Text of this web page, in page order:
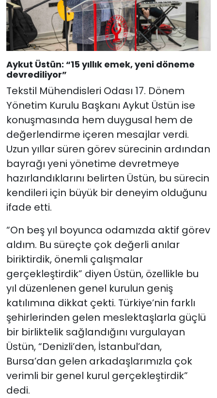
Aykut Üstün: “15 yıllık emek, yeni döneme
devrediliyor”
Tekstil Mühendisleri Odası 17. Dönem
Yönetim Kurulu Başkanı Aykut Üstün ise
konuşmasında hem duygusal hem de
değerlendirme içeren mesajlar verdi.
Uzun yıllar süren görev sürecinin ardından
bayrağı yeni yönetime devretmeye
hazırlandıklarını belirten Üstün, bu sürecin
kendileri için büyük bir deneyim olduğunu
ifade etti.
“On beş yıl boyunca odamızda aktif görev
aldım. Bu süreçte çok değerli anılar
biriktirdik, önemli çalışmalar
gerçekleştirdik” diyen Üstün, özellikle bu
yıl düzenlenen genel kurulun geniş
katılımına dikkat çekti. Türkiye’nin farklı
şehirlerinden gelen meslektaşlarla güçlü
bir birliktelik sağlandığını vurgulayan
Üstün, “Denizli’den, İstanbul’dan,
Bursa’dan gelen arkadaşlarımızla çok
verimli bir genel kurul gerçekleştirdik”
dedi.